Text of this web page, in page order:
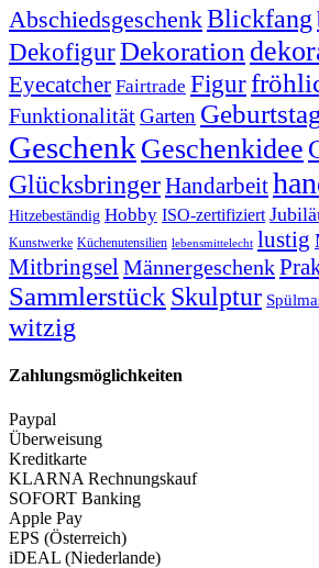
AbschiedsgeschenkBlickfang
DekofigurDekoration
Eyecatcher Fairtrade Figur
FunktionalitätGarten
Geschenk Geschenkidee
GlücksbringerHandarbeit
Hitzebeständig Hobby ISO-zertifiziert
Kunstwerke Küchenutensilien lebensmittelecht lustig
MitbringselMännergeschenk
Sammlerstück Skulptur
witzig
Zahlungsmöglichkeiten
Paypal
Überweisung
Kreditkarte
KLARNA Rechnungskauf
SOFORT Banking
Apple Pay
EPS (Österreich)
iDEAL (Niederlande)